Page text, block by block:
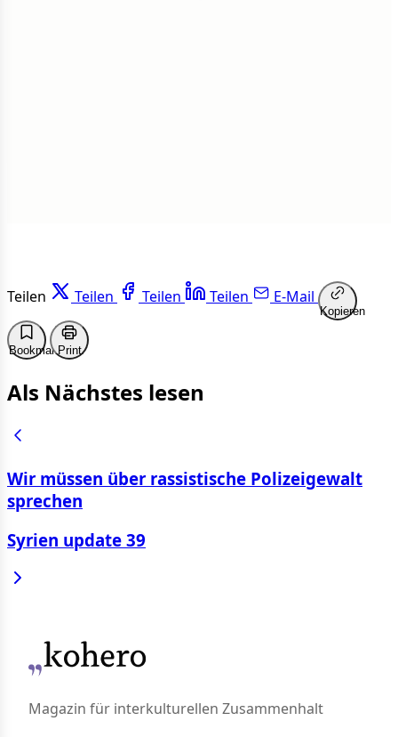
Teilen Teilen Teilen Teilen E-Mail
Kopieren
BookmarkPrint
Als Nächstes lesen
Wir müssen über rassistische Polizeigewalt
sprechen
Syrien update 39
Magazin für interkulturellen Zusammenhalt